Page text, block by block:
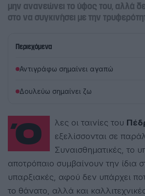
μην ανανεώνει το ύφος του, αλλά
στο να συγκινήσει με την
Περιεχόμενα
Αντιγράφω σημαίνει αγαπώ
Δουλεύω σημαίνει ζω
Όλες οι ταινίες του
εξελίσσονται σε
Συναισθηματικές, το
αποτρόπαιο συμβαίνουν την ίδια
υπαρξιακές, αφού δεν υπάρχει
το θάνατο, αλλά και